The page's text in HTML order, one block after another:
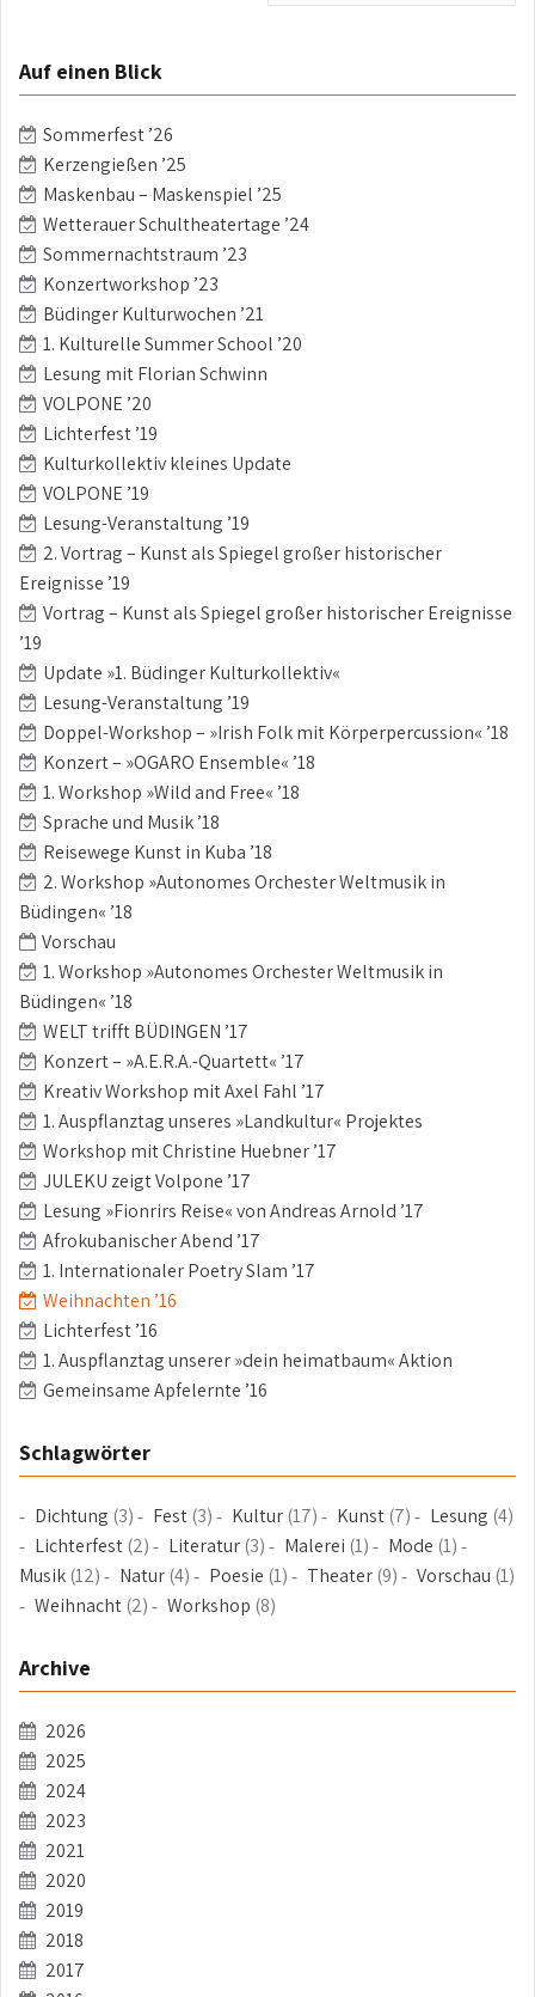
Auf einen Blick
Sommerfest ’26
Kerzengießen ’25
Maskenbau – Maskenspiel ’25
Wetterauer Schultheatertage ’24
Sommernachtstraum ’23
Konzertworkshop ’23
Büdinger Kulturwochen ’21
1. Kulturelle Summer School ’20
Lesung mit Florian Schwinn
VOLPONE ’20
Lichterfest ’19
Kulturkollektiv kleines Update
VOLPONE ’19
Lesung-Veranstaltung ’19
2. Vortrag – Kunst als Spiegel großer historischer
Ereignisse ’19
Vortrag – Kunst als Spiegel großer historischer Ereignisse
’19
Update »1. Büdinger Kulturkollektiv«
Lesung-Veranstaltung ’19
Doppel-Workshop – »Irish Folk mit Körperpercussion« ’18
Konzert – »OGARO Ensemble« ’18
1. Workshop »Wild and Free« ’18
Sprache und Musik ’18
Reisewege Kunst in Kuba ’18
2. Workshop »Autonomes Orchester Weltmusik in
Büdingen« ’18
Vorschau
1. Workshop »Autonomes Orchester Weltmusik in
Büdingen« ’18
WELT trifft BÜDINGEN ’17
Konzert – »A.E.R.A.-Quartett« ’17
Kreativ Workshop mit Axel Fahl ’17
1. Auspflanztag unseres »Landkultur« Projektes
Workshop mit Christine Huebner ’17
JULEKU zeigt Volpone ’17
Lesung »Fionrirs Reise« von Andreas Arnold ’17
Afrokubanischer Abend ’17
1. Internationaler Poetry Slam ’17
Weihnachten ’16
Lichterfest ’16
1. Auspflanztag unserer »dein heimatbaum« Aktion
Gemeinsame Apfelernte ’16
Schlagwörter
Dichtung (3) Fest(3) Kultur(17) Kunst(7) Lesung (4)
Lichterfest(2) Literatur(3) Malerei (1) Mode (1)
Musik(12) Natur(4) Poesie (1) Theater(9) Vorschau (1)
Weihnacht(2) Workshop (8)
Archive
2026
2025
2024
2023
2021
2020
2019
2018
2017